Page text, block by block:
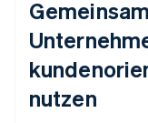
nutzen